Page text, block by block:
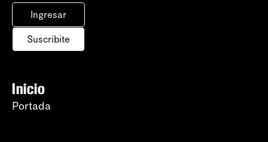
Ingresar
Suscribite
Inicio
Portada